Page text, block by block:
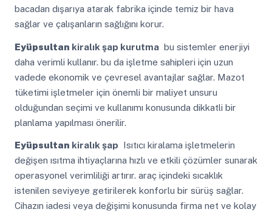
bacadan dışarıya atarak fabrika içinde temiz bir hava
sağlar ve çalışanların sağlığını korur.
Eyüpsultan kiralık şap kurutmabu sistemler enerjiyi
daha verimli kullanır. bu da işletme sahipleri için uzun
vadede ekonomik ve çevresel avantajlar sağlar. Mazot
tüketimi işletmeler için önemli bir maliyet unsuru
olduğundan seçimi ve kullanımı konusunda dikkatli bir
planlama yapılması önerilir.
Eyüpsultan kiralık şap Isıtıcı kiralama işletmelerin
değişen ısıtma ihtiyaçlarına hızlı ve etkili çözümler sunarak
operasyonel verimliliği artırır. araç içindeki sıcaklık
istenilen seviyeye getirilerek konforlu bir sürüş sağlar.
Cihazın iadesi veya değişimi konusunda firma net ve kolay